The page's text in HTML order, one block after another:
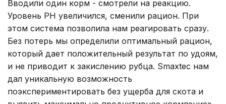
Вводили один корм - смотрели на реакцию.
Уровень РH увеличился, сменили рацион. При
этом система позволила нам реагировать сразу.
Без потерь мы определили оптимальный рацион,
который дает положительный результат по удоям,
и не приводит к закислению рубца. Smaxtec нам
дал уникальную возможность
поэкспериментировать без ущерба для скота и